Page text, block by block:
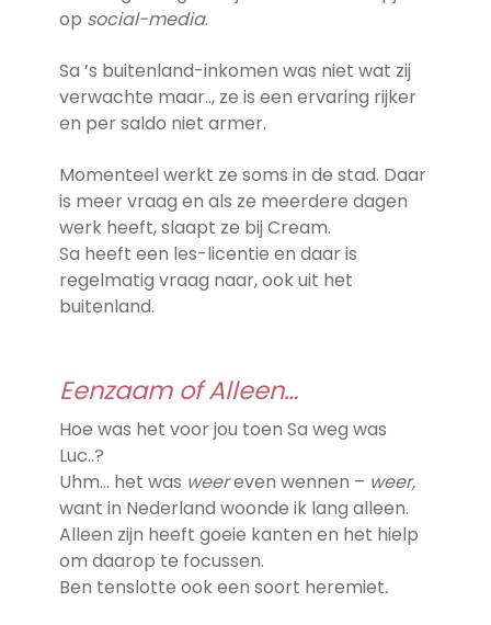
op social-media.
Sa ’s buitenland-inkomen was niet wat zij
verwachte maar.., ze is een ervaring rijker
en per saldo niet armer.
Momenteel werkt ze soms in de stad. Daar
is meer vraag en als ze meerdere dagen
werk heeft, slaapt ze bij Cream.
Sa heeft een les-licentie en daar is
regelmatig vraag naar, ook uit het
buitenland.
Eenzaam of Alleen…
Hoe was het voor jou toen Sa weg was
Luc..?
Uhm… het was weereven wennen – weer,
want in Nederland woonde ik lang alleen.
Alleen zijn heeft goeie kanten en het hielp
om daarop te focussen.
Ben tenslotte ook een soort heremiet.